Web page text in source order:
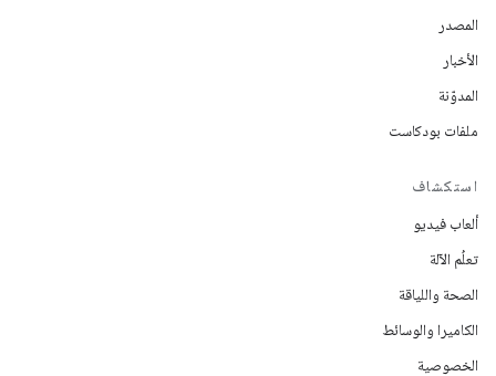
المصدر
الأخبار
المدوّنة
ملفات بودكاست
استكشاف
ألعاب فيديو
تعلُم الآلة
الصحة واللياقة
الكاميرا والوسائط
الخصوصية